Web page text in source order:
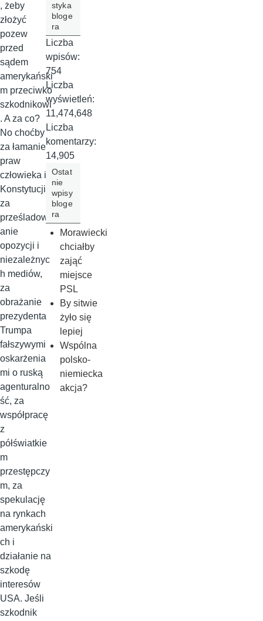
, żeby
złożyć
pozew
przed
sądem
amerykański
m przeciwko
szkodnikowi
. A za co?
No choćby
za łamanie
praw
człowieka i
Konstytucji,
za
prześladow
anie
opozycji i
niezależnyc
h mediów,
za
obrażanie
prezydenta
Trumpa
fałszywymi
oskarżenia
mi o ruską
agenturalno
ść, za
współpracę
z
półświatkie
m
przestępczy
m, za
spekulację
na rynkach
amerykański
ch i
działanie na
szkodę
interesów
USA. Jeśli
szkodnik
styka
bloge
ra
Liczba
wpisów:
754
Liczba
wyświetleń:
11,474,648
Liczba
komentarzy:
14,905
Ostat
nie
wpisy
bloge
ra
Morawiecki
chciałby
zająć
miejsce
PSL
By sitwie
żyło się
lepiej
Wspólna
polsko-
niemiecka
akcja?